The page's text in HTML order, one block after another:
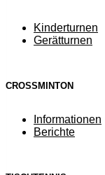
Kinderturnen
Gerätturnen
CROSSMINTON
Informationen
Berichte